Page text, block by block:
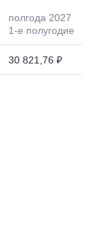
полгода 2027
1-е полугодие
30 821,76 ₽